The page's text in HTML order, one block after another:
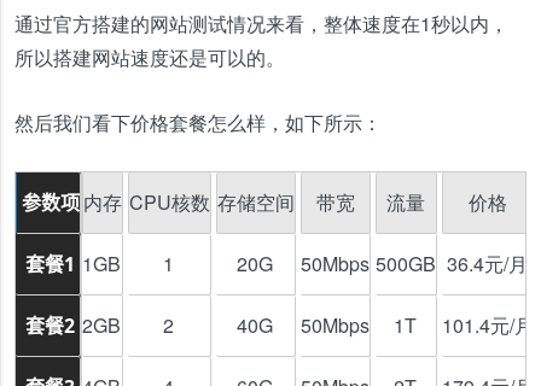
通过官方搭建的网站测试情况来看，整体速度在1秒以内，
所以搭建网站速度还是可以的。
然后我们看下价格套餐怎么样，如下所示：
参数项
套餐1
套餐2
内存
1GB
2GB
CPU核数
1
2
存储空间
20G
40G
带宽
50Mbps
50Mbps
流量
500GB
1T
价格
36.4元/月
101.4元/月